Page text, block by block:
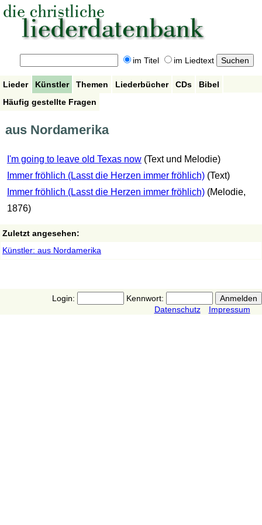
im Titel im Liedtext
Lieder Künstler Themen Liederbücher CDs
Bibel
Häufig gestellte Fragen
aus Nordamerika
I'm going to leave old Texas now (Text und Melodie)
Immer fröhlich (Lasst die Herzen immer fröhlich) (Text)
Immer fröhlich (Lasst die Herzen immer fröhlich) (Melodie,
1876)
Zuletzt angesehen:
Künstler: aus Nordamerika
Login:
Kennwort:
Datenschutz
Impressum